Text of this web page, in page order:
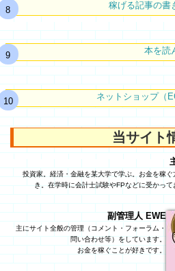
稼げる記事の書
本を読
ネットショップ（
当サイト
投資家。経済・金融を某大学で学ぶ。お金を稼
き。在学時に会計士試験やFPなどに受かっ
副管理人 EWE
主にサイト全般の管理（コメント・フォーラム・
問い合わせ等）をしています。
お金を稼ぐことが好きです。